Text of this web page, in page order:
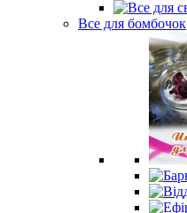
Все для бомбочок